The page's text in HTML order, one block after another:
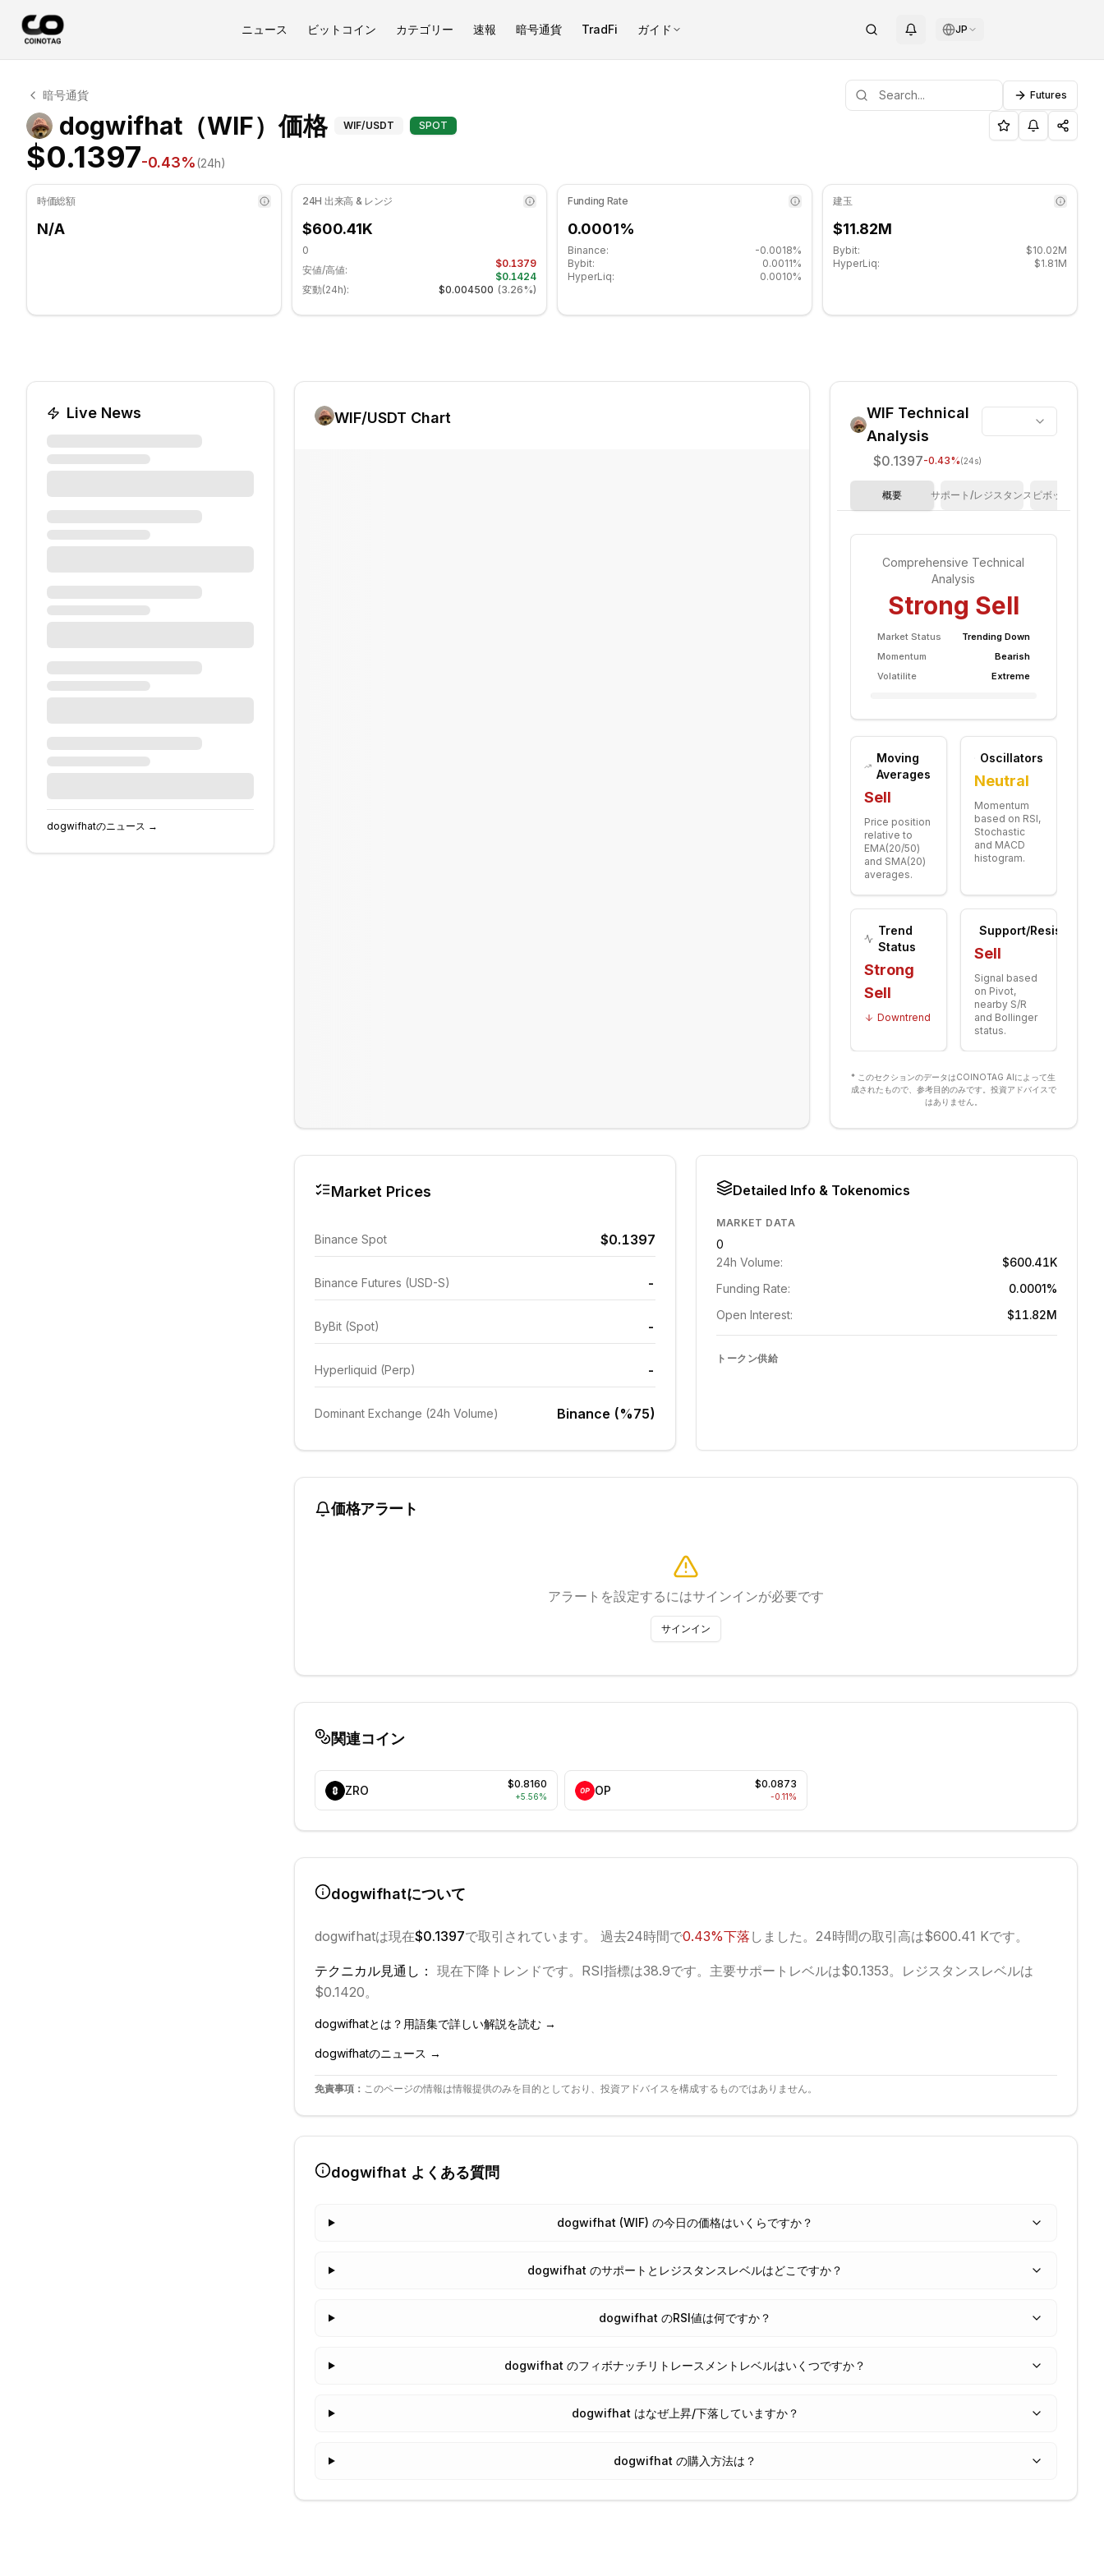
ニュース ビットコイン カテゴリー 速報 暗号通貨 TradFi ガイド JP
dogwifhat テクニカル分析
dogwifhat 現在 $0.1397 で取引されています. RSI指標は 38.88 です 中立ゾーンにあります. 日次トレンドは下降傾向. 重要なサポートレベル: $0.139533, レジスタンスレベル:
暗号通貨 Futures
dogwifhat（WIF）価格テクニカル分析、サポート/レジスタンスレベル
WIF/USDT SPOT
$0.1397-0.43%(24h)
時価総額
N/A
24H 出来高 & レンジ
$600.41K
0
安値/高値:
$0.1379
$0.1424
変動(24h):
$0.004500 (3.26%)
Funding Rate
0.0001%
Binance:
-0.0018%
Bybit:
0.0011%
HyperLiq:
0.0010%
建玉
$11.82M
Bybit:
$10.02M
HyperLiq:
$1.81M
Live News
dogwifhatのニュース →
WIF/USDT Chart WIFTechnical
Analysis
$0.1397-0.43%(24s)
概要 サポート/レジスタンス ピボットポイン
Comprehensive Technical
Analysis
Strong Sell
Market Status
Trending Down
Momentum
Bearish
Volatilite
Extreme
Moving
Averages
Sell
Price position
relative to
EMA(20/50)
and SMA(20)
averages.
Oscillators
Neutral
Momentum
based on RSI,
Stochastic
and MACD
histogram.
Trend
Status
Strong
Sell
Downtrend
Support/Resistance
Sell
Signal based
on Pivot,
nearby S/R
and Bollinger
status.
* このセクションのデータはCOINOTAG AIによって生
成されたもので、参考目的のみです。投資アドバイスで
はありません。
Market Prices
Binance Spot $0.1397
Binance Futures (USD-S) -
ByBit (Spot) -
Hyperliquid (Perp) -
Dominant Exchange (24h Volume) Binance (%75)
Detailed Info & Tokenomics
MARKET DATA
0
24h Volume:
$600.41K
Funding Rate:
0.0001%
Open Interest:
$11.82M
トークン供給
価格アラート
アラートを設定するにはサインインが必要です
サインイン
関連コイン
ZRO $0.8160
+5.56% OP $0.0873
-0.11%
dogwifhatについて
dogwifhatは現在$0.1397で取引されています。 過去24時間で0.43%下落 しました。 24時間の取引高は$600.41 Kです。
テクニカル見通し： 現在下降 トレンドです。 RSI指標は38.9です。 主要サポートレベルは$0.1353。
レジスタンスレベルは
$0.1420。
dogwifhatとは？用語集で詳しい解説を読む →
dogwifhatのニュース →
免責事項： このページの情報は情報提供のみを目的としており、投資アドバイスを構成するものではありません。
dogwifhat よくある質問
dogwifhat (WIF) の今日の価格はいくらですか？
dogwifhat のサポートとレジスタンスレベルはどこですか？
dogwifhat のRSI値は何ですか？
dogwifhat のフィボナッチリトレースメントレベルはいくつですか？
dogwifhat はなぜ上昇/下落していますか？
dogwifhat の購入方法は？